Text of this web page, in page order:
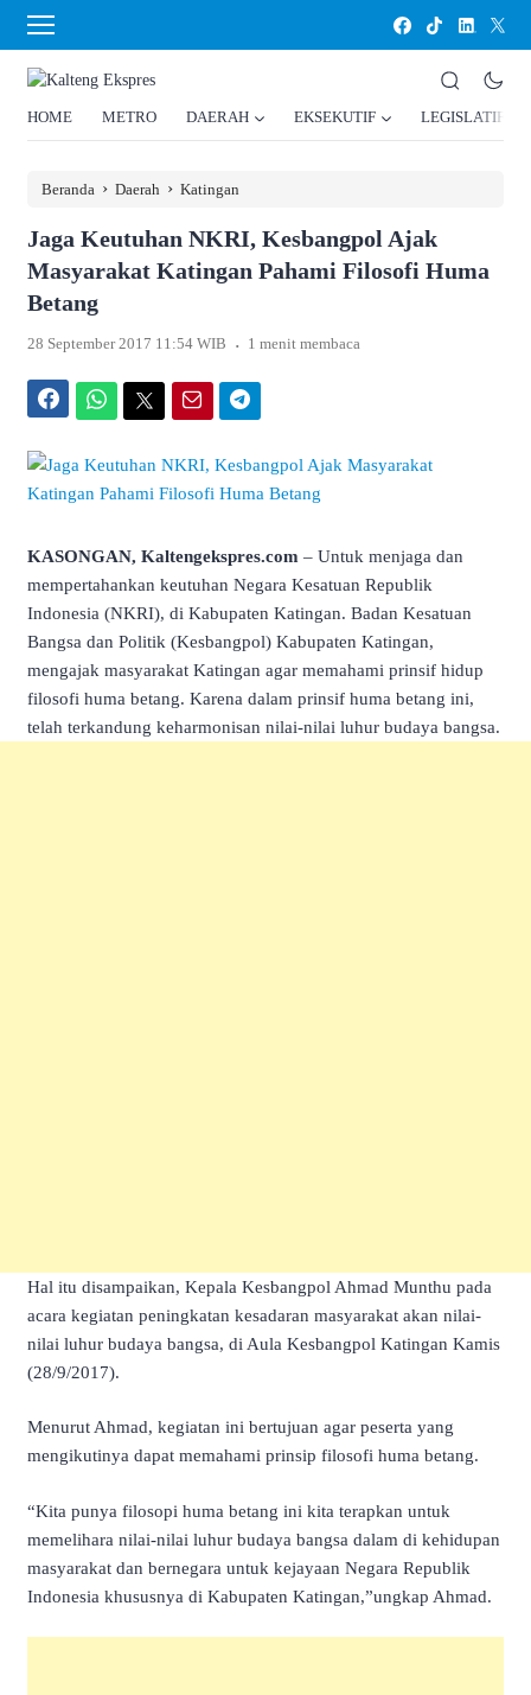
HOME METRO DAERAH EKSEKUTIF LEGISLATIF
Beranda › Daerah › Katingan
Jaga Keutuhan NKRI, Kesbangpol Ajak
Masyarakat Katingan Pahami Filosofi Huma
Betang
28 September 2017 11:54 WIB . 1 menit membaca
KASONGAN, Kaltengekspres.com – Untuk menjaga dan
mempertahankan keutuhan Negara Kesatuan Republik
Indonesia (NKRI), di Kabupaten Katingan. Badan Kesatuan
Bangsa dan Politik (Kesbangpol) Kabupaten Katingan,
mengajak masyarakat Katingan agar memahami prinsif hidup
filosofi huma betang. Karena dalam prinsif huma betang ini,
telah terkandung keharmonisan nilai-nilai luhur budaya bangsa.
Hal itu disampaikan, Kepala Kesbangpol Ahmad Munthu pada
acara kegiatan peningkatan kesadaran masyarakat akan nilai-
nilai luhur budaya bangsa, di Aula Kesbangpol Katingan Kamis
(28/9/2017).
Menurut Ahmad, kegiatan ini bertujuan agar peserta yang
mengikutinya dapat memahami prinsip filosofi huma betang.
“Kita punya filosopi huma betang ini kita terapkan untuk
memelihara nilai-nilai luhur budaya bangsa dalam di kehidupan
masyarakat dan bernegara untuk kejayaan Negara Republik
Indonesia khususnya di Kabupaten Katingan,”ungkap Ahmad.